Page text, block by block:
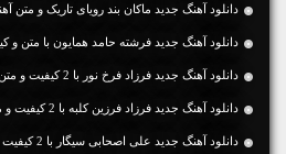
دانلود آهنگ جديد ماکان بند رویای تاریک و متن
دانلود آهنگ جديد فرشته حامد همایون با متن و
دانلود آهنگ جديد فرزاد فرخ نور با 2 کیفیت و متن آهنگ
دانلود آهنگ جديد فرزاد فرزین کلبه با 2 کیفیت و متن آهنگ
دانلود آهنگ جديد علی اصحابی سیگار با 2 کیفیت و متن آهنگ